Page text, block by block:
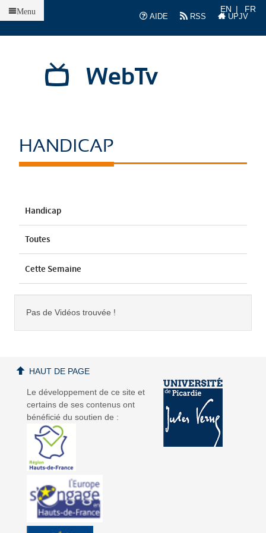
AIDE
RSS UPJV
EN FR
WebTv
Menu
HANDICAP
Handicap
Toutes
Cette Semaine
Pas de Vidéos trouvée !
Le développement de ce site et
certains de ses contenus ont
bénéficié du soutien de :
HAUT DE PAGE